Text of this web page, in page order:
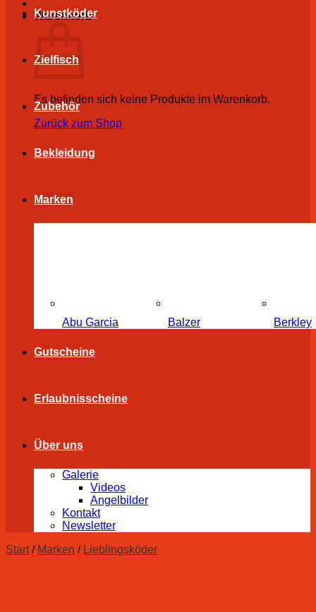
Warenkorb
Es befinden sich keine Produkte im Warenkorb.
Zurück zum Shop
Kunstköder
Zielfisch
Zubehör
Bekleidung
Marken
Abu Garcia Balzer Berkley
Gutscheine
Erlaubnisscheine
Über uns
Galerie
Videos
Angelbilder
Kontakt
Newsletter
Start / Marken / Lieblingsköder